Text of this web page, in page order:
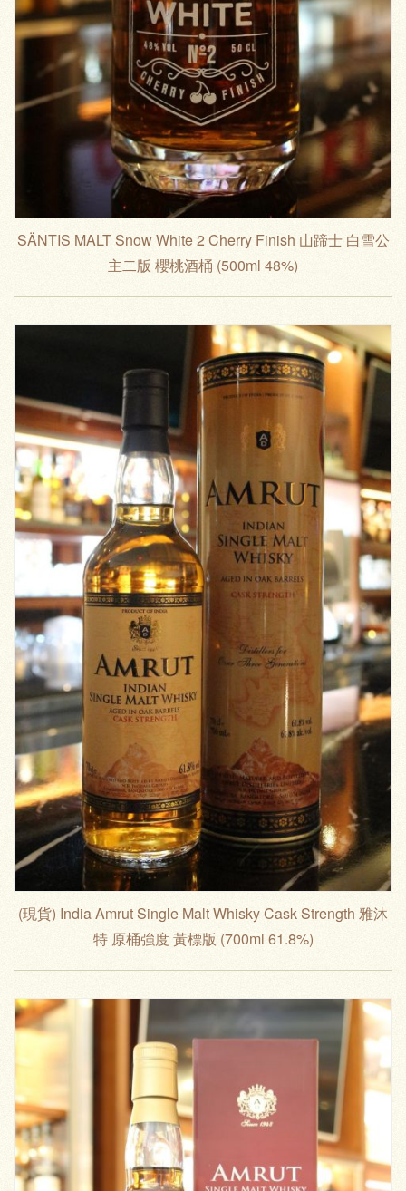
SÄNTIS MALT Snow White 2 Cherry Finish 山蹄士 白雪公
主二版 櫻桃酒桶 (500ml 48%)
(現貨) India Amrut Single Malt Whisky Cask Strength 雅沐
特 原桶強度 黃標版 (700ml 61.8%)